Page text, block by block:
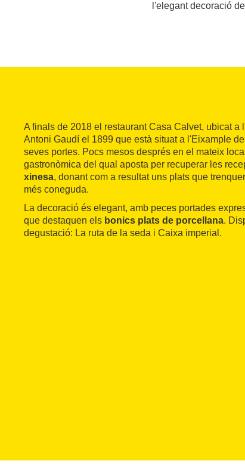
l'elegant decoració
A finals de 2018 el restaurant Casa Calvet, ubicat
Antoni Gaudí el 1899 que està situat a l'Eixample de
seves portes. Pocs mesos després en el mateix
gastronòmica del qual aposta per recuperar les
xinesa, donant com a resultat uns plats que
més coneguda.
La decoració és elegant, amb peces portades
que destaquen els bonics plats de porcellana.
degustació: La ruta de la seda i Caixa imperial.